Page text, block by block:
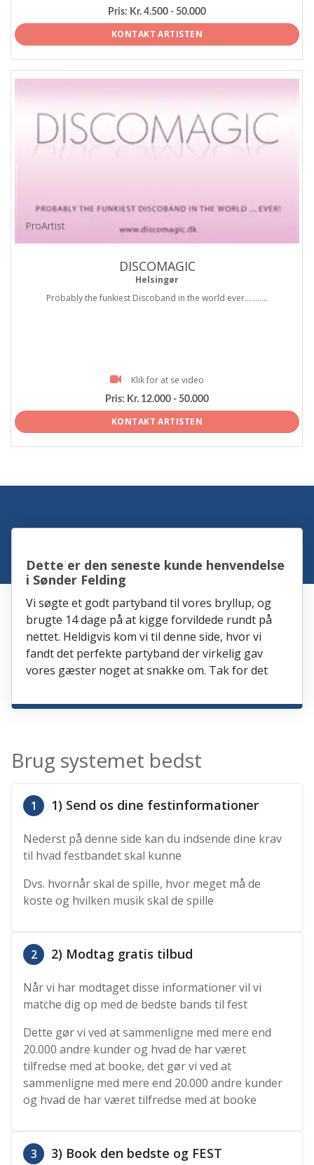
Pris: Kr. 4.500 - 50.000
KONTAKT ARTISTEN
ProArtist
DISCOMAGIC
Helsingør
Probably the funkiest Discoband in the world ever...........
Klik for at se video
Pris: Kr. 12.000 - 50.000
KONTAKT ARTISTEN
Dette er den seneste kunde henvendelse
i Sønder Felding
Vi søgte et godt partyband til vores bryllup, og
brugte 14 dage på at kigge forvildede rundt på
nettet. Heldigvis kom vi til denne side, hvor vi
fandt det perfekte partyband der virkelig gav
vores gæster noget at snakke om. Tak for det
Brug systemet bedst
1 1) Send os dine festinformationer
Nederst på denne side kan du indsende dine krav
til hvad festbandet skal kunne
Dvs. hvornår skal de spille, hvor meget må de
koste og hvilken musik skal de spille
2 2) Modtag gratis tilbud
Når vi har modtaget disse informationer vil vi
matche dig op med de bedste bands til fest
Dette gør vi ved at sammenligne med mere end
20.000 andre kunder og hvad de har været
tilfredse med at booke, det gør vi ved at
sammenligne med mere end 20.000 andre kunder
og hvad de har været tilfredse med at booke
3 3) Book den bedste og FEST